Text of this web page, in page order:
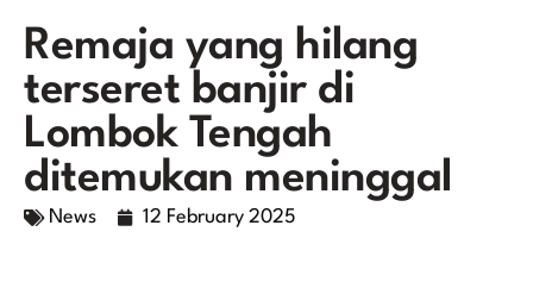
Remaja yang hilang
terseret banjir di
Lombok Tengah
ditemukan meninggal
News 12 February 2025